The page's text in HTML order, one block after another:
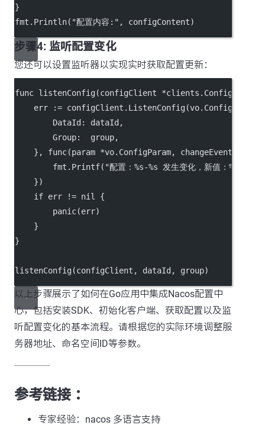
}
fmt. Println( "配置内容:" , configContent)
步骤4: 监听配置变化
您还可以设置监听器以实现实时获取配置更新：
func listenConfig(configClient *
    err
:= configClient. ListenConfig(vo.ConfigParam{
        DataId: dataId,
        Group:  group,
    },
func(param *vo.ConfigParam, changeEvent
        fmt.
Printf( "配置： %s-%s 发生变化，新值： %s\n
    })
if err != nil
{
panic(err)
    }
}
listenConfig(configClient, dataId, group)
以上步骤展示了如何在Go应用中集成Nacos配置中
心，包括安装SDK、初始化客户端、获取配置以及监
听配置变化的基本流程。请根据您的实际环境调整服
务器地址、命名空间ID等参数。
---------------
参考链接 ：
专家经验：nacos 多语言支持